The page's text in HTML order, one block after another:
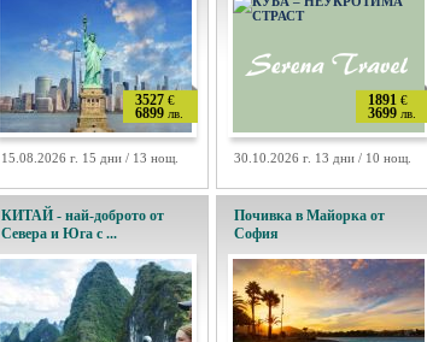
3527 €
6899 лв.
15.08.2026 г. 15 дни / 13 нощ.
1891 €
3699 лв.
30.10.2026 г. 13 дни / 10 нощ.
КИТАЙ - най-доброто от
Севера и Юга с ...
Почивка в Майорка от
София